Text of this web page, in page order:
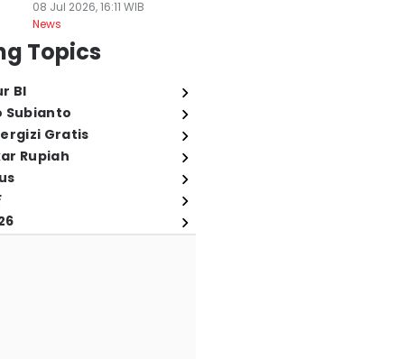
08 Jul 2026, 16:11 WIB
News
Topics
BI
Subianto
Gratis
Rupiah